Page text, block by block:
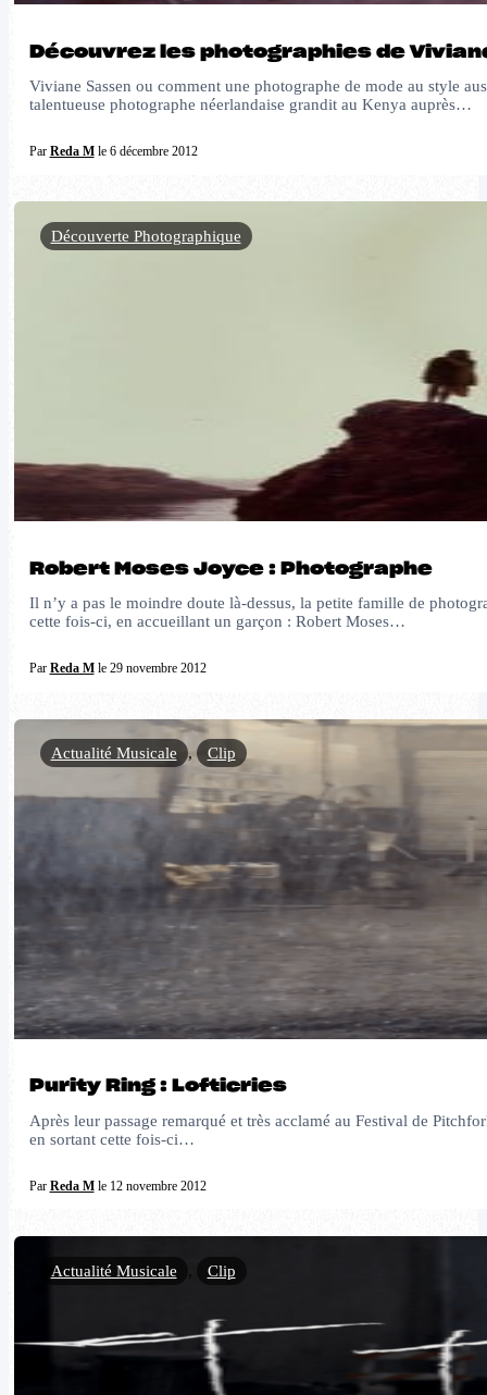
Découvrez les photographies de
Viviane Sassen ou comment une photographe de mode au style
talentueuse photographe néerlandaise grandit au Kenya auprès…
Par Reda Mle 6 décembre 2012
Robert Moses Joyce : Photographe
Il n’y a pas le moindre doute là-dessus, la petite famille de
cette fois-ci, en accueillant un garçon : Robert Moses…
Par Reda Mle 29 novembre 2012
Découverte Photographique
Purity Ring : Lofticries
Après leur passage remarqué et très acclamé au Festival de
en sortant cette fois-ci…
Par Reda Mle 12 novembre 2012
Actualité Musicale , Clip
Actualité Musicale , Clip